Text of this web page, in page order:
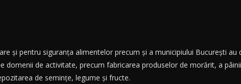
și pentru siguranța alimentelor precum și a municipiului București
de activitate, precum fabricarea produselor de morărit, a
de semințe, legume și fructe.